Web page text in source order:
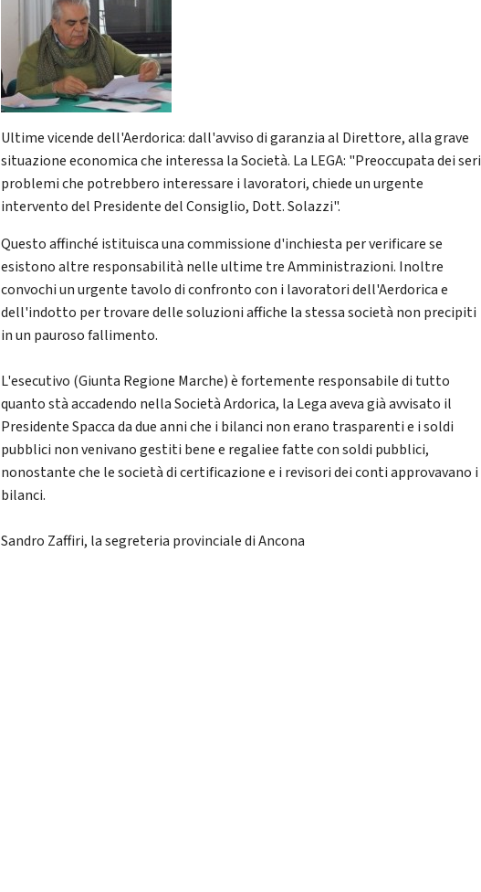
Ultime vicende dell'Aerdorica: dall'avviso di garanzia al Direttore, alla grave
situazione economica che interessa la Società. La LEGA: "Preoccupata dei seri
problemi che potrebbero interessare i lavoratori, chiede un urgente
intervento del Presidente del Consiglio, Dott. Solazzi".
Questo affinché istituisca una commissione d'inchiesta per verificare se
esistono altre responsabilità nelle ultime tre Amministrazioni. Inoltre
convochi un urgente tavolo di confronto con i lavoratori dell'Aerdorica e
dell'indotto per trovare delle soluzioni affiche la stessa società non precipiti
in un pauroso fallimento.
L'esecutivo (Giunta Regione Marche) è fortemente responsabile di tutto
quanto stà accadendo nella Società Ardorica, la Lega aveva già avvisato il
Presidente Spacca da due anni che i bilanci non erano trasparenti e i soldi
pubblici non venivano gestiti bene e regaliee fatte con soldi pubblici,
nonostante che le società di certificazione e i revisori dei conti approvavano i
bilanci.
Sandro Zaffiri, la segreteria provinciale di Ancona